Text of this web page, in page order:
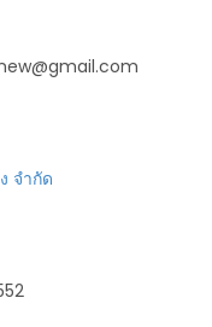
จำกัด